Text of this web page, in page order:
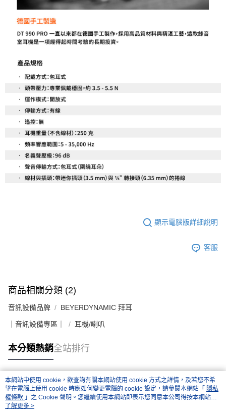
顯示電腦版詳細說明
客服
商品相關分類 (2)
音訊設備品牌 BEYERDYNAMIC 拜耳
｜音訊設備專區｜ 耳機/喇叭
本分類熱銷全站排行
熱門標籤
本網站中使用 cookie，欲查詢有關本網站使用 cookie 方式之詳情，及若您不希
望在電腦上使用 cookie 時應如何變更電腦的 cookie 設定，請參閱本網站「 隱私
權條款 」之 Cookie 聲明。您繼續使用本網站即表示您同意本公司得按本網站使
用條款之 Cookie 聲明使用 cookie。
了解更多 >